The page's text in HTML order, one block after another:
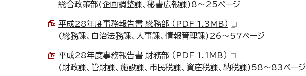
総合政策部(企画調整課、秘書広報課)8～25ページ
平成28年度事務報告書 総務部 （PDF 1.3MB）
(総務課、自治法務課、人事課、情報管理課)26～57ページ
平成28年度事務報告書 財務部 （PDF 1.1MB）
(財政課、管財課、施設課、市民税課、資産税課、納税課)58～83ページ